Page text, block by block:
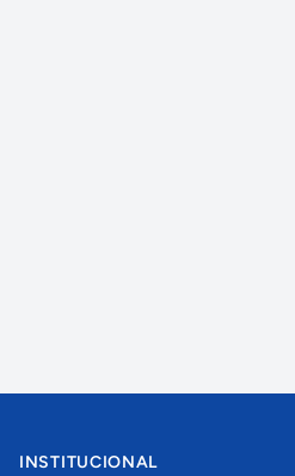
INSTITUCIONAL